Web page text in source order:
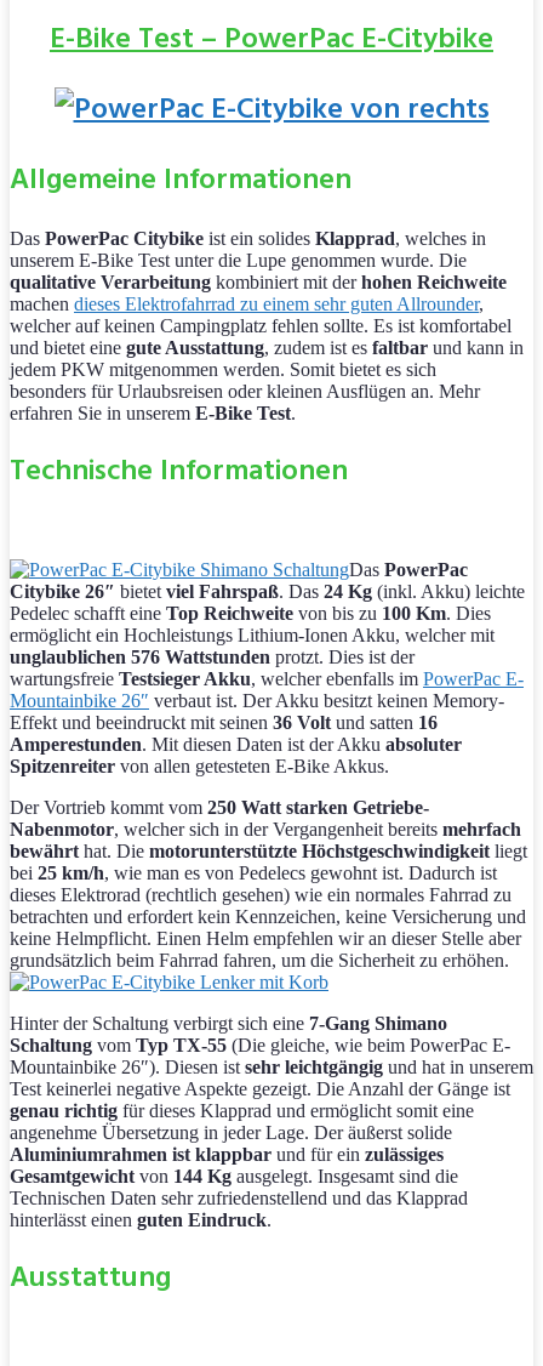
E-BikeTest – PowerPac E-Citybike
Allgemeine Informationen
Das PowerPac Citybike ist ein solides Klapprad, welches in
unserem E-Bike Test unter die Lupe genommen wurde. Die
qualitative Verarbeitung kombiniert mit derhohen Reichweite
machen dieses Elektrofahrrad zu einem sehr guten Allrounder,
welcher auf keinen Campingplatz fehlen sollte. Es ist komfortabel
und bietet eine gute Ausstattung, zudem ist es faltbar und kann in
jedem PKW mitgenommen werden. Somit bietet es sich
besonders für Urlaubsreisen oder kleinen Ausflügen an. Mehr
erfahren Sie in unserem E-Bike Test.
Technische Informationen
Das PowerPac
Citybike 26″ bietetviel Fahrspaß. Das 24 Kg (inkl. Akku) leichte
Pedelec schafft eine Top Reichweite von bis zu 100 Km. Dies
ermöglicht ein Hochleistungs Lithium-Ionen Akku, welcher mit
unglaublichen 576 Wattstunden protzt. Dies ist der
wartungsfreie Testsieger Akku, welcher ebenfalls im PowerPac E-
Mountainbike 26″ verbaut ist. Der Akku besitzt keinen Memory-
Effekt und beeindruckt mit seinen 36 Voltund satten 16
Amperestunden. Mit diesen Daten ist der Akku absoluter
Spitzenreiter von allen getesteten E-Bike Akkus.
Der Vortrieb kommt vom 250 Watt starken Getriebe-
Nabenmotor, welcher sich in der Vergangenheit bereits mehrfach
bewährthat. Die motorunterstützte Höchstgeschwindigkeitliegt
bei 25 km/h, wie man es von Pedelecs gewohnt ist. Dadurch ist
dieses Elektrorad (rechtlich gesehen) wie ein normales Fahrrad zu
betrachten und erfordert kein Kennzeichen, keine Versicherung und
keine Helmpflicht. Einen Helm empfehlen wir an dieser Stelle aber
grundsätzlich beim Fahrrad fahren, um die Sicherheit zu erhöhen.
Hinter der Schaltung verbirgt sich eine 7-Gang Shimano
Schaltung vom Typ TX-55 (Die gleiche, wie beim PowerPac E-
Mountainbike 26″). Diesen istsehr leichtgängig und hat in unserem
Test keinerlei negative Aspekte gezeigt. Die Anzahl der Gänge ist
genau richtig für dieses Klapprad und ermöglicht somit eine
angenehme Übersetzung in jeder Lage. Der äußerst solide
Aluminiumrahmen ist klappbar und für ein zulässiges
Gesamtgewichtvon 144 Kg ausgelegt. Insgesamt sind die
Technischen Daten sehr zufriedenstellend und das Klapprad
hinterlässt einen guten Eindruck.
Ausstattung